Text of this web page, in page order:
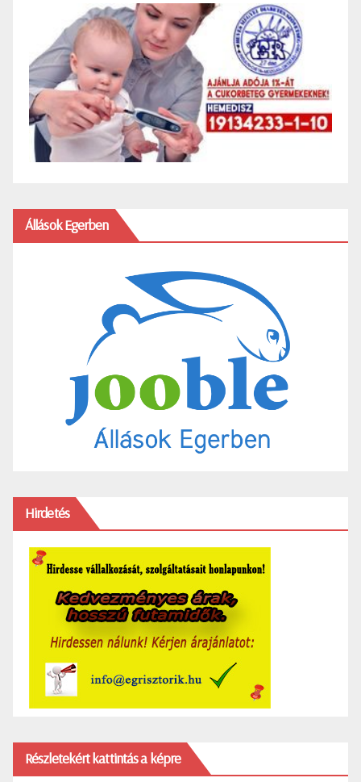
Állások Egerben
Hirdetés
Részletekért kattintás a képre